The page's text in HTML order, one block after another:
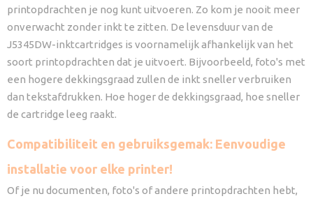
printopdrachten je nog kunt uitvoeren. Zo kom je nooit meer
onverwacht zonder inkt te zitten. De levensduur van de
J5345DW-inktcartridges is voornamelijk afhankelijk van het
soort printopdrachten dat je uitvoert. Bijvoorbeeld, foto's met
een hogere dekkingsgraad zullen de inkt sneller verbruiken
dan tekstafdrukken. Hoe hoger de dekkingsgraad, hoe sneller
de cartridge leeg raakt.
Compatibiliteit en gebruiksgemak: Eenvoudige
installatie voor elke printer!
Of je nu documenten, foto's of andere printopdrachten hebt,